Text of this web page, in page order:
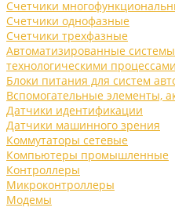
Счетчики
Счетчики однофазные
Счетчики трехфазные
Автоматизированные
технологическими
Блоки питания для систем
Вспомогательные элементы,
Датчики идентификации
Датчики машинного зрения
Коммутаторы сетевые
Компьютеры промышленные
Контроллеры
Микроконтроллеры
Модемы